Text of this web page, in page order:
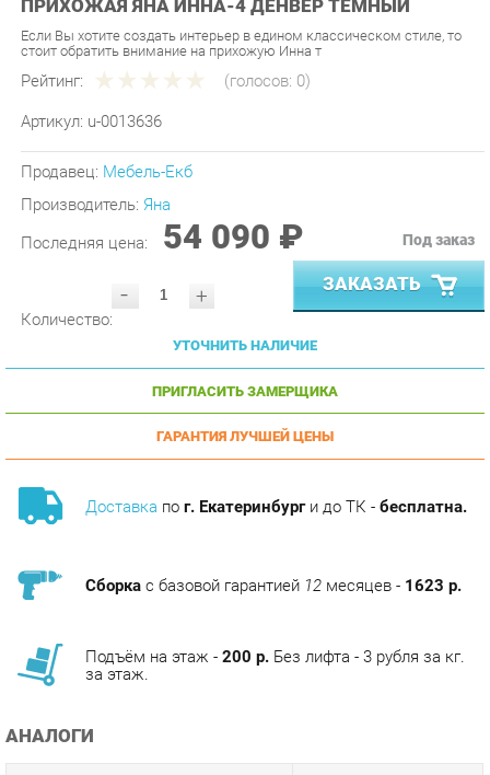
Если Вы хотите создать интерьер в едином классическом стиле, то
Рейтинг: (голосов:0)
Артикул: u-0013636
Производитель:Яна
Последняя цена: 54 090 ₽
- ЗАКАЗАТЬ
УТОЧНИТЬ НАЛИЧИЕ
ПРИГЛАСИТЬ ЗАМЕРЩИКА
ГАРАНТИЯ ЛУЧШЕЙ ЦЕНЫ
Доставкапог. Екатеринбурги до ТК -бесплатна.
АНАЛОГИ
Артикул
u-0013635 51 290.00 р.